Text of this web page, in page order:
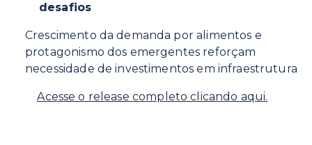
desafios
Crescimento da demanda por alimentos e
protagonismo dos emergentes reforçam
necessidade de investimentos em infraestrutura
Acesse o release completo clicando aqui.